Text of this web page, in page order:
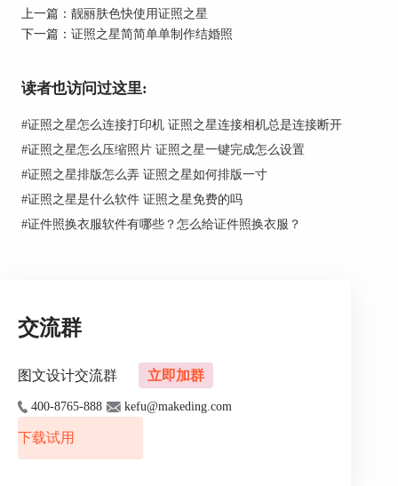
证件照换背景就是这么简单！以后需要不同背景色的证件照片再
也不用去照相馆重新拍了，拿原来照片的电子版使用证照之星就
可以自己更换背景色了。
上一篇： 靓丽肤色快使用证照之星
下一篇： 证照之星简简单单制作结婚照
读者也访问过这里:
#证照之星怎么连接打印机 证照之星连接相机总是连接断开
#证照之星怎么压缩照片 证照之星一键完成怎么设置
#证照之星排版怎么弄 证照之星如何排版一寸
#证照之星是什么软件 证照之星免费的吗
#证件照换衣服软件有哪些？怎么给证件照换衣服？
交流群
图文设计交流群 立即加群
400-8765-888 kefu@makeding.com
下载试用